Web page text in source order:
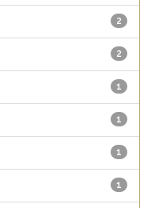
2
2
1
1
1
1